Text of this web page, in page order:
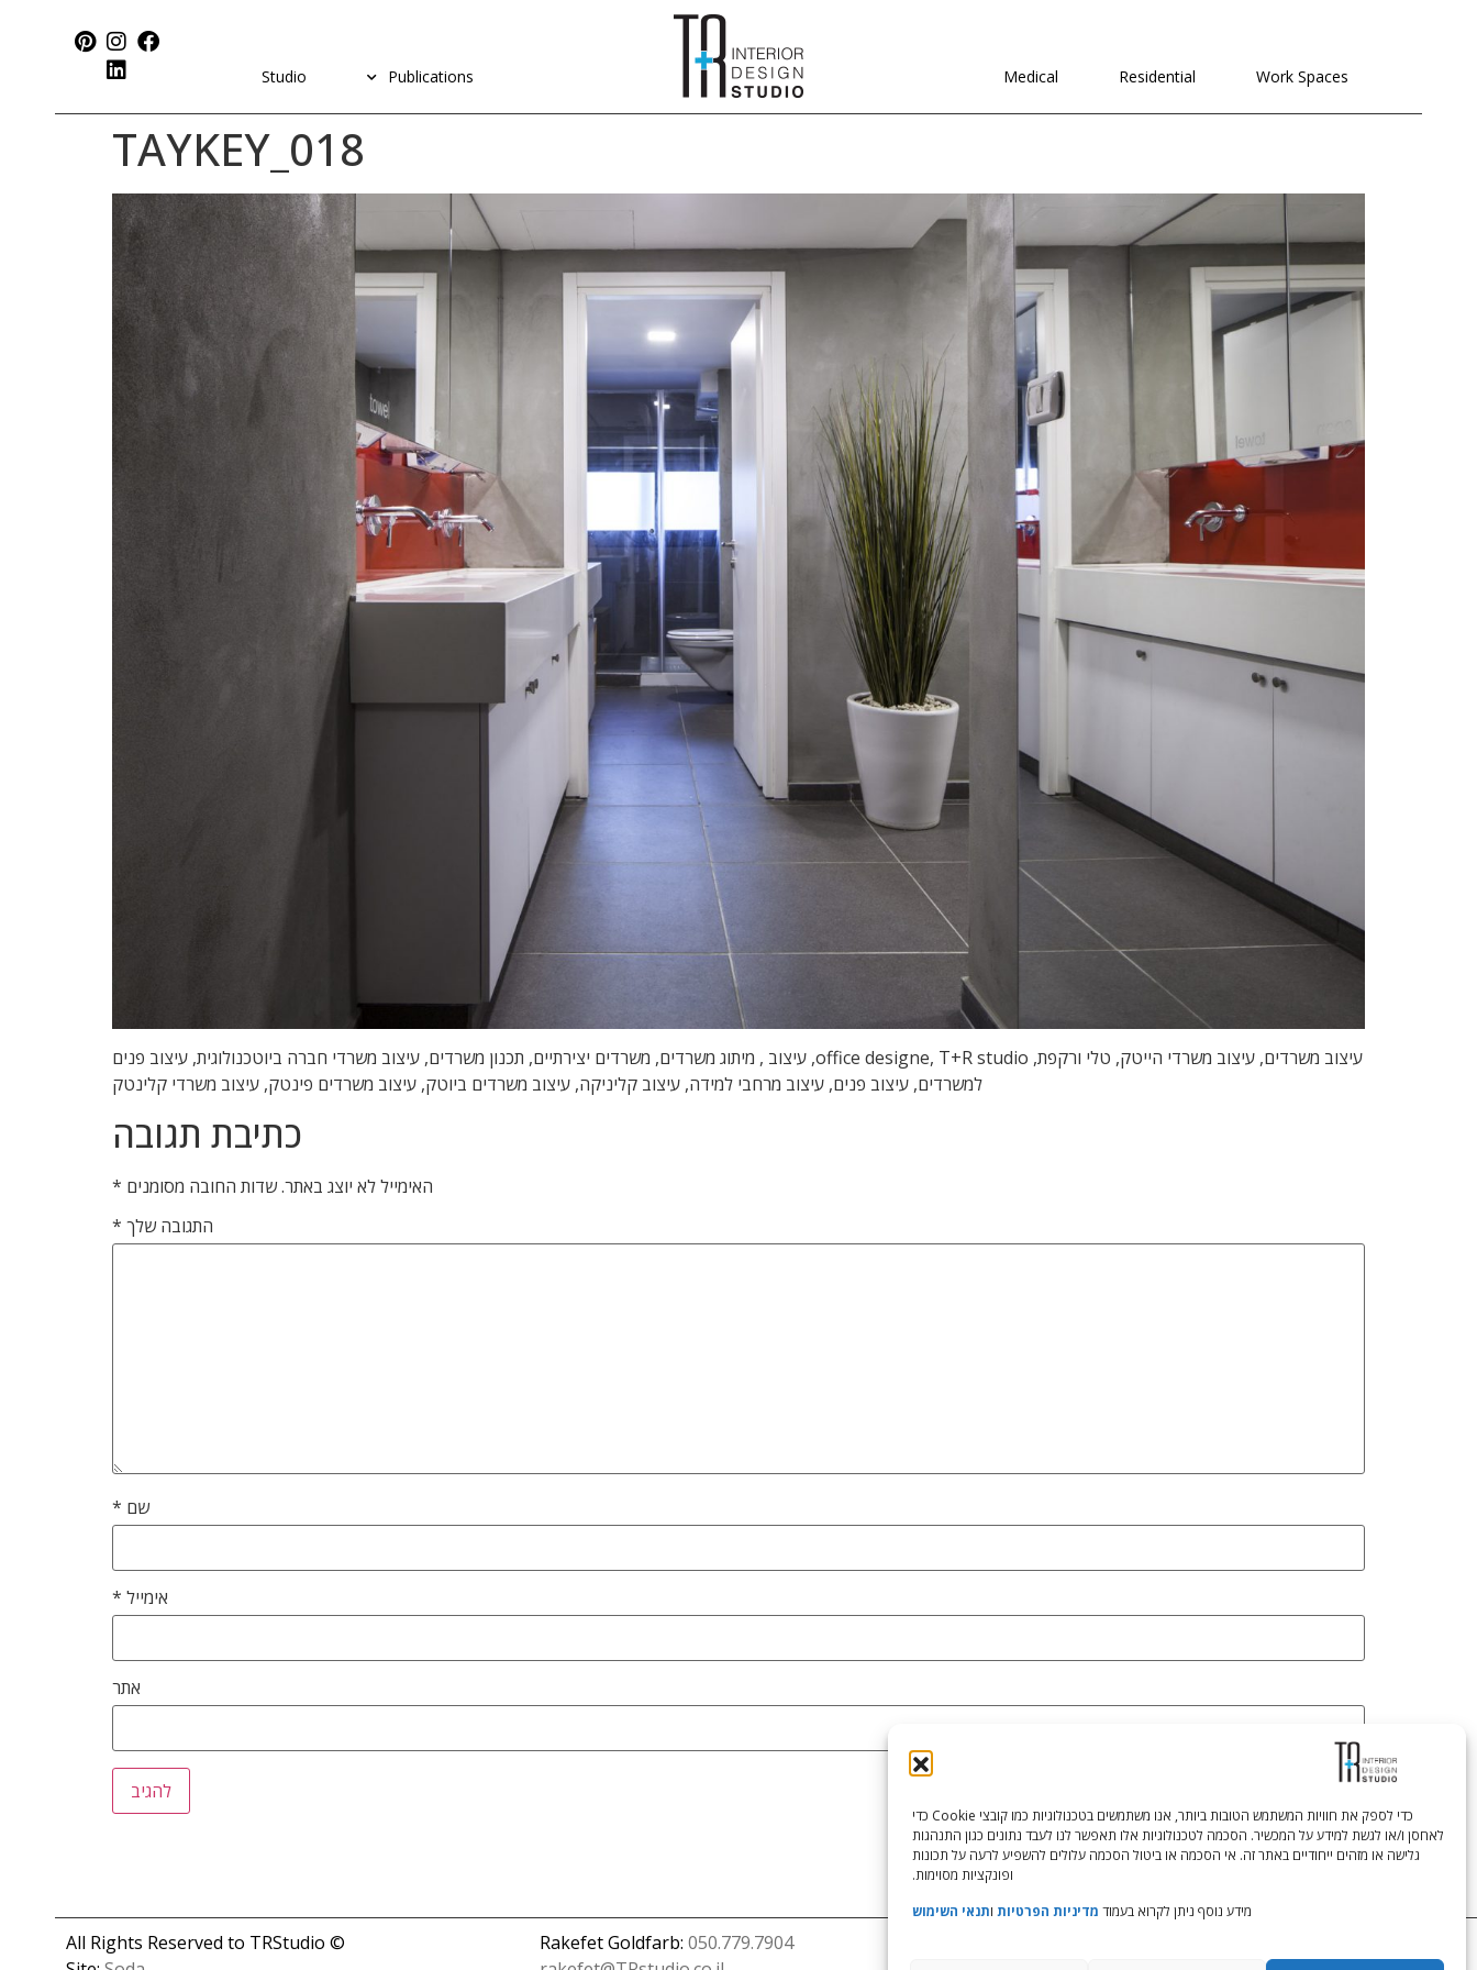
כדי לספק את חוויות המשתמש הטובות ביותר, אנו משתמשים בטכנולוגיות כמו קובצי Cookie כדי
לאחסן ו/או לגשת למידע על המכשיר. הסכמה לטכנולוגיות אלו תאפשר לנו לעבד נתונים כגון התנהגות
גלישה או מזהים ייחודיים באתר זה. אי הסכמה או ביטול הסכמה עלולים להשפיע לרעה על תכונות
ופונקציות מסוימות.
מידע נוסף ניתן לקרוא בעמוד מדיניות הפרטיות ותנאי השימוש
Work Spaces
Residential
Medical
Publications
Studio
TAYKEY_018
עיצוב משרדים, עיצוב משרדי הייטק, טלי ורקפת, office designe, T+R studio, עיצוב , מיתוג משרדים, משרדים יצירתיים, תכנון משרדים, עיצוב משרדי חברה ביוטכנולוגית, עיצוב פנים
למשרדים, עיצוב פנים, עיצוב מרחבי למידה, עיצוב קליניקה, עיצוב משרדים ביוטק, עיצוב משרדים פינטק, עיצוב משרדי קלינטק
כתיבת תגובה
האימייל לא יוצג באתר.שדות החובה מסומנים *
התגובה שלך *
שם *
אימייל *
אתר
Rakefet Goldfarb:050.779.7904
© All Rights Reserved to TRStudio